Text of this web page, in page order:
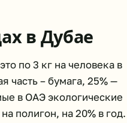
в Дубае
по 3 кг на человека в
часть – бумага, 25% —
в ОАЭ экологические
полигон, на 20% в год.